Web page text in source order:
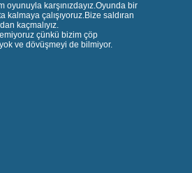
oyunuyla karşınızdayız.Oyunda bir
kalmaya çalışıyoruz.Bize saldıran
kaçmalıyız.
çünkü bizim çöp
yok ve dövüşmeyi de bilmiyor.